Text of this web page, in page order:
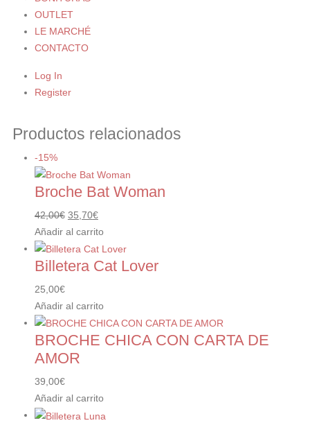
OUTLET
LE MARCHÉ
CONTACTO
Log In
Register
Productos relacionados
-15%
Broche Bat Woman
42,00€ El
precio
original
era:
35,70€El
precio
actual
es:
Añadir al carrito
Billetera Cat Lover
25,00€
Añadir al carrito
BROCHE CHICA CON CARTA DE
AMOR
39,00€
Añadir al carrito